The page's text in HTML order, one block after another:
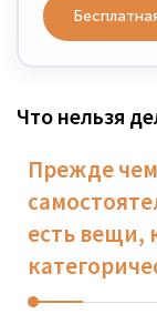
Что нельзя
Прежде
есть вещи,